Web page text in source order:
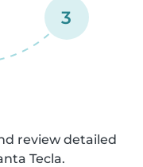
3
review detailed
Tecla.